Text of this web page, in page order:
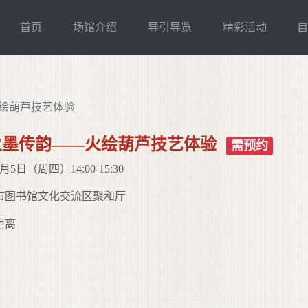
首页 场馆介绍 导引导览 精彩活动
葫芦技艺体验
墨传韵——火绘葫芦技艺体验 需预约
5日（周四）14:00-15:30
图书馆文化交流区聚和厅
离